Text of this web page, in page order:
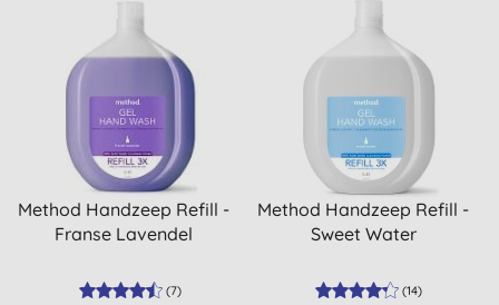
Method Handzeep Refill -
Franse Lavendel
(7)
Method Handzeep Refill -
Sweet Water
(14)